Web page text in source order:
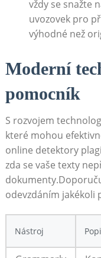
vždy se snažte
uvozovek pro
výhodné než
Moderní
pomocník
S rozvojem
které mohou
online detektory
zda se vaše texty
odevzdáním jakékoli
Nástroj